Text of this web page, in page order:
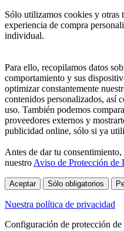
Sólo utilizamos cookies y otras
experiencia de compra
individual.
Para ello, recopilamos datos
comportamiento y sus
optimizar constantemente
contenidos personalizados, así
uso. También podemos
proveedores externos y
publicidad online, sólo si ya
Antes de dar tu
nuestro Aviso de Protección de
Aceptar Sólo obligatorios
Nuestra política de privacidad
Configuración de protección de